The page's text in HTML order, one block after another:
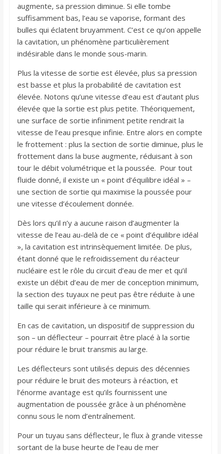
augmente, sa pression diminue. Si elle tombe
suffisamment bas, l’eau se vaporise, formant des
bulles qui éclatent bruyamment. C’est ce qu’on appelle
la cavitation, un phénomène particulièrement
indésirable dans le monde sous-marin.
Plus la vitesse de sortie est élevée, plus sa pression
est basse et plus la probabilité de cavitation est
élevée. Notons qu’une vitesse d’eau est d’autant plus
élevée que la sortie est plus petite. Théoriquement,
une surface de sortie infiniment petite rendrait la
vitesse de l’eau presque infinie. Entre alors en compte
le frottement : plus la section de sortie diminue, plus le
frottement dans la buse augmente, réduisant à son
tour le débit volumétrique et la poussée. Pour tout
fluide donné, il existe un « point d’équilibre idéal » –
une section de sortie qui maximise la poussée pour
une vitesse d’écoulement donnée.
Dès lors qu’il n’y a aucune raison d’augmenter la
vitesse de l’eau au-delà de ce « point d’équilibre idéal
», la cavitation est intrinsèquement limitée. De plus,
étant donné que le refroidissement du réacteur
nucléaire est le rôle du circuit d’eau de mer et qu’il
existe un débit d’eau de mer de conception minimum,
la section des tuyaux ne peut pas être réduite à une
taille qui serait inférieure à ce minimum.
En cas de cavitation, un dispositif de suppression du
son – un déflecteur – pourrait être placé à la sortie
pour réduire le bruit transmis au large.
Les déflecteurs sont utilisés depuis des décennies
pour réduire le bruit des moteurs à réaction, et
l’énorme avantage est qu’ils fournissent une
augmentation de poussée grâce à un phénomène
connu sous le nom d’entraînement.
Pour un tuyau sans déflecteur, le flux à grande vitesse
sortant de la buse heurte de l’eau de mer